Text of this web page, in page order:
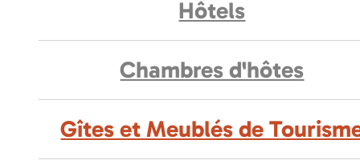
Hôtels
Chambres d'hôtes
Gîtes et Meublés de